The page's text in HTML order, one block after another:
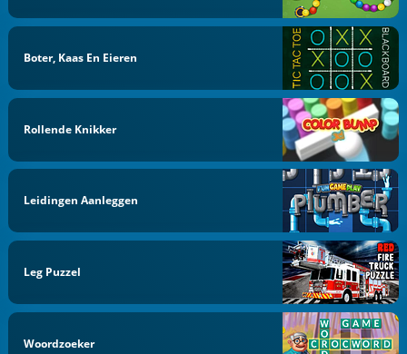
Boter, Kaas En Eieren
Rollende Knikker
Leidingen Aanleggen
Leg Puzzel
Woordzoeker